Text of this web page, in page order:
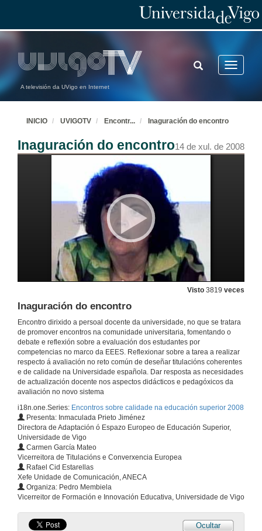
A televisión da UVigo en Internet
Toggle
TOGGLE
SEARCH
INICIO UVIGOTV Encontr... Inaguración do encontro
Inaguración do encontro14 de xul. de 2008
Visto 3819 veces
Inaguración do encontro
Encontro dirixido a persoal docente da universidade, no que se tratara
de promover encontros na comunidade universitaria, fomentando o
debate e reflexión sobre a evaluación dos estudantes por
competencias no marco da EEES. Reflexionar sobre a tarea a realizar
respecto á avaliación no reto común de deseñar titulacións coherentes
e de calidade na Universidade española. Dar resposta as necesidades
de actualización docente nos aspectos didácticos e pedagóxicos da
avaliación no novo sistema
i18n.one.Series: Encontros sobre calidade na educación superior 2008
Presenta: Inmaculada Prieto Jiménez
Directora de Adaptación ó Espazo Europeo de Educación Superior,
Universidade de Vigo
Carmen García Mateo
Vicerreitora de Titulacións e Converxencia Europea
Rafael Cid Estarellas
Xefe Unidade de Comunicación, ANECA
Organiza: Pedro Membiela
Vicerreitor de Formación e Innovación Educativa, Universidade de Vigo
Ocultar